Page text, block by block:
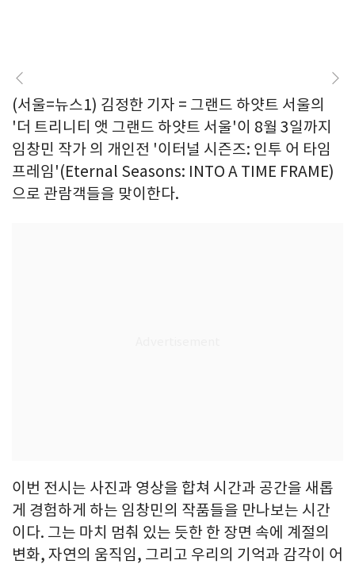
(서울=뉴스1) 김정한 기자 = 그랜드 하얏트 서울의
'더 트리니티 앳 그랜드 하얏트 서울'이 8월 3일까지
임창민 작가 의 개인전 '이터널 시즌즈: 인투 어 타임
프레임'(Eternal Seasons: INTO A TIME FRAME)
으로 관람객들을 맞이한다.
이번 전시는 사진과 영상을 합쳐 시간과 공간을 새롭
게 경험하게 하는 임창민의 작품들을 만나보는 시간
이다. 그는 마치 멈춰 있는 듯한 한 장면 속에 계절의
변화, 자연의 움직임, 그리고 우리의 기억과 감각이 어